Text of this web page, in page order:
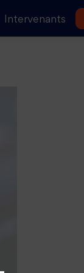
Intervenants